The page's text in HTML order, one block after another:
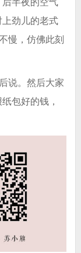
劲儿的老式
慢，仿佛此刻
说。然后大家
包好的钱，